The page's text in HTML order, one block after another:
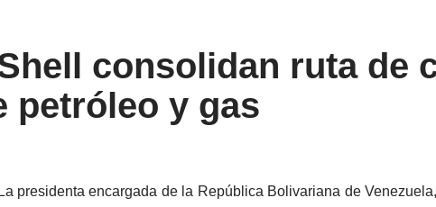
consolidan ruta de
petróleo y gas
presidenta encargada de la República Bolivariana de